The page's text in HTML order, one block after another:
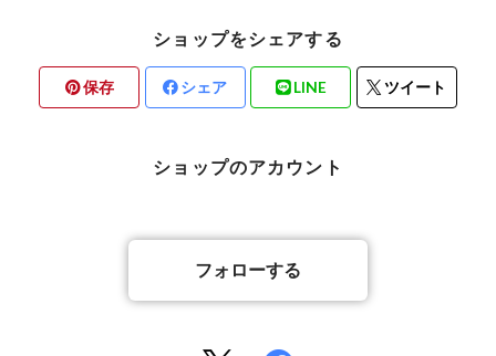
ショップをシェアする
保存 シェア LINE ツイート
ショップのアカウント
フォローする